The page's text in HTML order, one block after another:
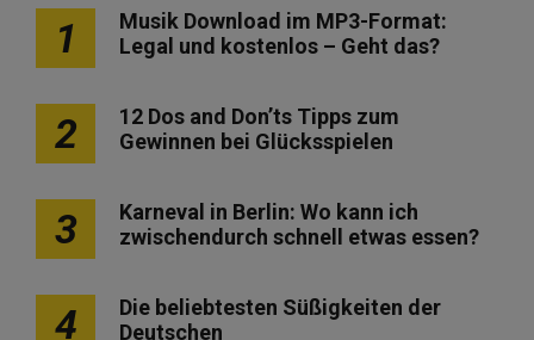
1
Musik Download im MP3-Format:
Legal und kostenlos – Geht das?
2
12 Dos and Don’ts Tipps zum
Gewinnen bei Glücksspielen
3
Karneval in Berlin: Wo kann ich
zwischendurch schnell etwas essen?
4
Die beliebtesten Süßigkeiten der
Deutschen